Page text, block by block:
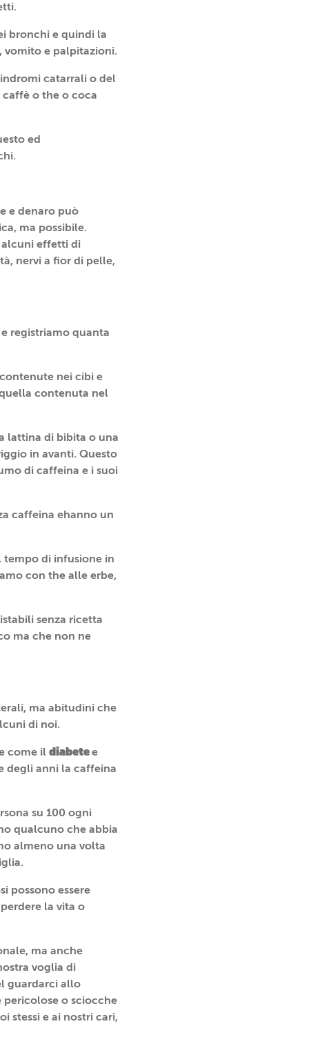
bronchi e quindi la
vomito e palpitazioni.
catarrali o del
o the o coca
ed
e denaro può
ma possibile.
alcuni effetti di
nervi a fior di pelle,
registriamo quanta
nei cibi e
contenuta nel
lattina di bibita o una
in avanti. Questo
di caffeina e i suoi
caffeina ehanno un
tempo di infusione in
con the alle erbe,
senza ricetta
ma che non ne
ma abitudini che
di noi.
come il diabetee
degli anni la caffeina
su 100 ogni
qualcuno che abbia
almeno una volta
possono essere
la vita o
ma anche
voglia di
guardarci allo
o sciocche
stessi e ai nostri cari,